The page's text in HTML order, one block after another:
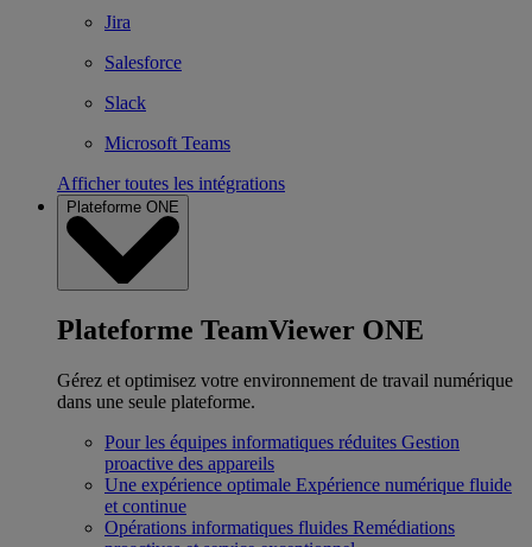
Jira
Salesforce
Slack
Microsoft Teams
Afficher toutes les intégrations
Plateforme ONE
Plateforme TeamViewer ONE
Gérez et optimisez votre environnement de travail numérique
dans une seule plateforme.
Pour les équipes informatiques réduites Gestion
proactive des appareils
Une expérience optimale Expérience numérique fluide
et continue
Opérations informatiques fluides Remédiations